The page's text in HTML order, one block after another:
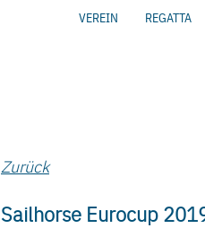
VEREIN REGATTA
Zurück
Sailhorse Eurocup